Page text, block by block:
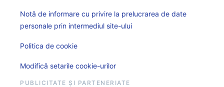
Notă de informare cu privire la prelucrarea de date
personale prin intermediul site-ului
Politica de cookie
Modifică setarile cookie-urilor
PUBLICITATE ȘI PARTENERIATE